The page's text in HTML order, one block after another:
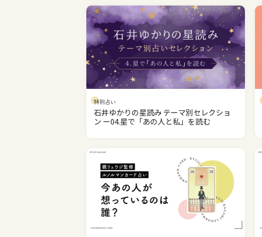
特別占い
石井ゆかりの星読み テーマ別セレクショ
ン ー04.星で「あの人と私」を読む